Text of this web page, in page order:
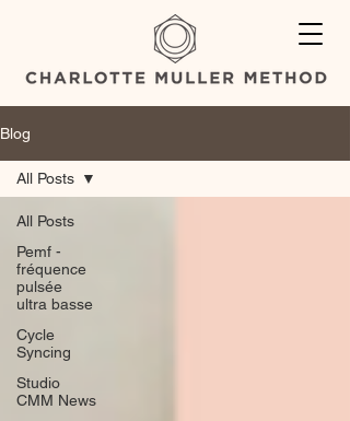
Blog
All Posts
Pemf -
fréquence
pulsée
ultra basse
Cycle
Syncing
Studio
CMM News
All Posts